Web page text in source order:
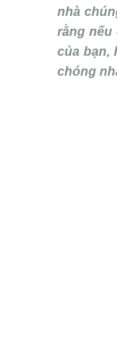
nhà
rằng nếu
của bạn,
chóng